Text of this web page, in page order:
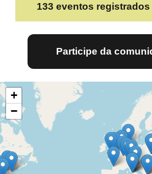
133 eventos registrados
Participe da
+
−